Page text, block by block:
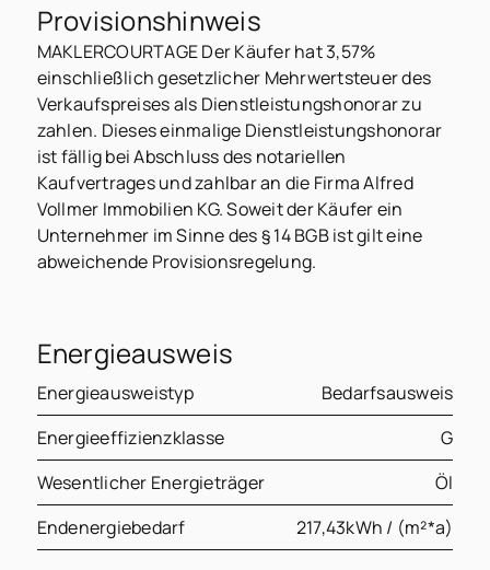
Provisionshinweis
MAKLERCOURTAGE Der Käufer hat 3,57%
einschließlich gesetzlicher Mehrwertsteuer des
Verkaufspreises als Dienstleistungshonorar zu
zahlen. Dieses einmalige Dienstleistungshonorar
ist fällig bei Abschluss des notariellen
Kaufvertrages und zahlbar an die Firma Alfred
Vollmer Immobilien KG. Soweit der Käufer ein
Unternehmer im Sinne des § 14 BGB ist gilt eine
abweichende Provisionsregelung.
Energieausweis
Energieausweistyp
Bedarfsausweis
Energieeffizienzklasse
G
Wesentlicher Energieträger
Öl
Endenergiebedarf
217,43kWh / (m²*a)